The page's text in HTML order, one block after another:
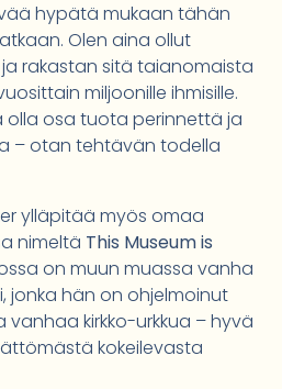
hypätä mukaan tähän
Olen aina ollut
rakastan sitä taianomaista
miljoonille ihmisille.
olla osa tuota perinnettä ja
– otan tehtävän todella
ylläpitää myös omaa
nimeltä This Museum is
on muun muassa vanha
jonka hän on ohjelmoinut
kirkko-urkkua – hyvä
kokeilevasta